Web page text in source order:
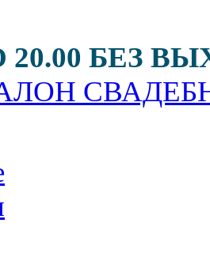
20.00 БЕЗ